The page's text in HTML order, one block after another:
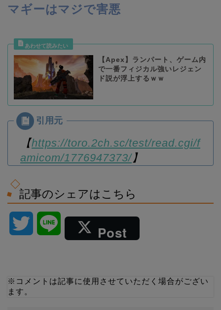
マギーはマジで害悪
【Apex】ランパート、ゲーム内
で一番フィジカル強いレジェン
ド説が浮上するｗｗ
【https://toro.2ch.sc/test/read.cgi/f
amicom/1776947373/】
記事のシェアはこちら
Post
※コメントは記事に使用させていただく場合がござい
ます。